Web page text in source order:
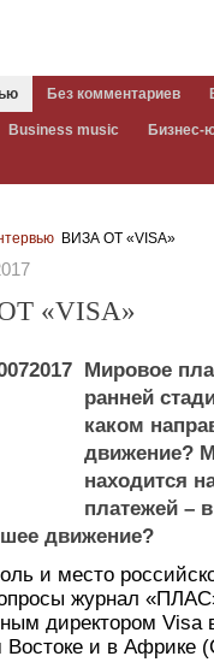
Без комментариев
Business music Бизнес-
ВИЗА ОТ «VISA»
«VISA»
Мировое
ранней
каком
движение?
находится
платежей –
движение?
и место
журнал
директором
и в Африке